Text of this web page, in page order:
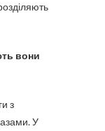
вони
з
У